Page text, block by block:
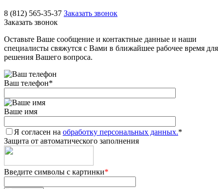
8 (812) 565-35-37 Заказать звонок
Заказать звонок
Оставьте Ваше сообщение и контактные данные и наши
специалисты свяжутся с Вами в ближайшее рабочее время для
решения Вашего вопроса.
Ваш телефон*
Ваше имя
Я согласен на обработку персональных данных.*
Защита от автоматического заполнения
Введите символы с картинки*